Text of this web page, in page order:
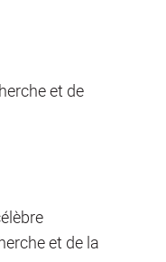
et de
et de la